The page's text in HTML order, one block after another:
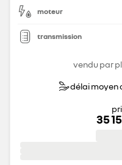
moteur
transmission
vendu par
délai moyen
35